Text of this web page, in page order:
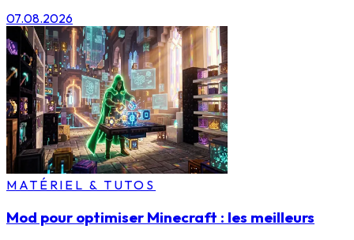
07.08.2026
MATÉRIEL & TUTOS
Mod pour optimiser Minecraft : les meilleurs